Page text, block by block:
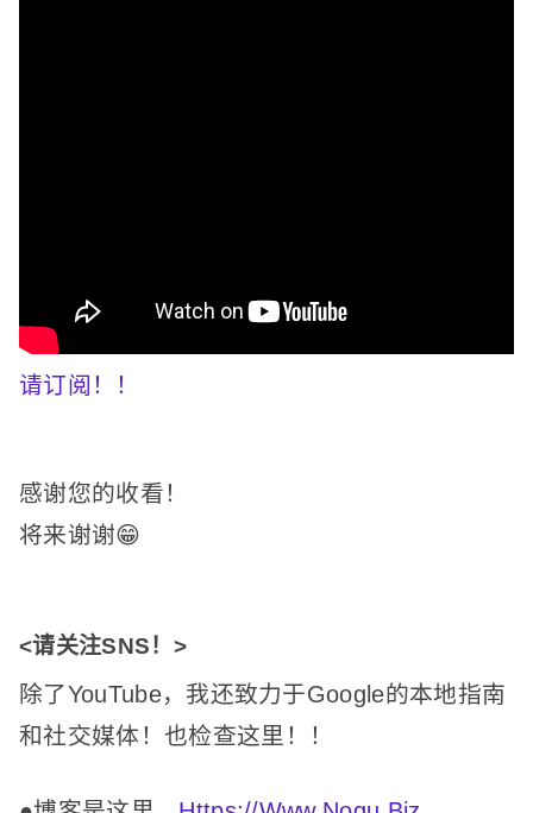
请订阅！ ！
感谢您的收看！
将来谢谢😁
<请关注SNS！ >
除了YouTube，我还致力于Google的本地指南
和社交媒体！ 也检查这里！ ！